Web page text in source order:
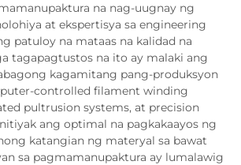
na nag-uugnay ng
at ekspertisya sa engineering
patuloy na mataas na kalidad na
tagapagtustos na ito ay malaki ang
kagamitang pang-produksyon
controlled filament winding
pultrusion systems, at precision
ang optimal na pagkakaayos ng
katangian ng materyal sa bawat
sa pagmamanupaktura ay lumalawig